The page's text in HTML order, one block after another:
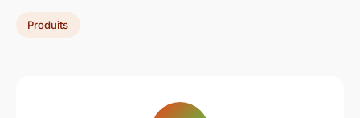
Produits